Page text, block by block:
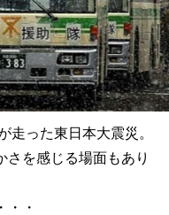
走った東日本大震災。
さを感じる場面もあり
・・